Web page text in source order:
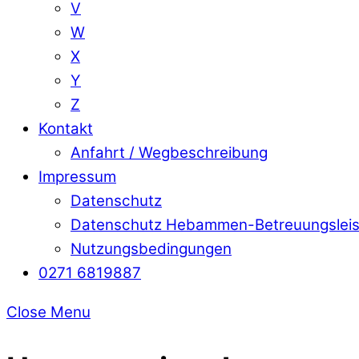
V
W
X
Y
Z
Kontakt
Anfahrt / Wegbeschreibung
Impressum
Datenschutz
Datenschutz Hebammen-
Nutzungsbedingungen
0271 6819887
Close Menu